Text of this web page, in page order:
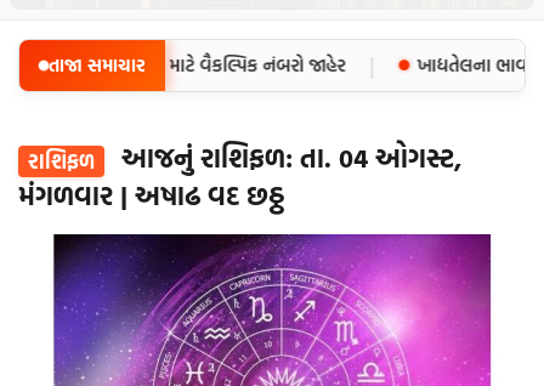
તાજા સમાચાર
બંધ, ઈમરજન્સી માટે વૈકલ્પિક નંબરો જાહેર | ખાદ્યતેલના ભાવમાં
રાશિફળ
આજનું રાશિફળ: તા. 04 ઓગસ્ટ,
મંગળવાર | અષાઢ વદ છઠ્ઠ